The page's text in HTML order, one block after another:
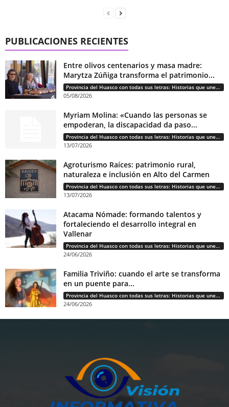
PUBLICACIONES RECIENTES
Entre olivos centenarios y masa madre:
Marytza Zúñiga transforma el patrimonio...
Provincia del Huasco con todas sus letras: Historias que unen cultura, diversidad e identidad
05/08/2026
Myriam Molina: «Cuando las personas se
empoderan, la discapacidad da paso...
Provincia del Huasco con todas sus letras: Historias que unen cultura, diversidad e identidad
13/07/2026
Agroturismo Raíces: patrimonio rural,
naturaleza e inclusión en Alto del Carmen
Provincia del Huasco con todas sus letras: Historias que unen cultura, diversidad e identidad
13/07/2026
Atacama Nómade: formando talentos y
fortaleciendo el desarrollo integral en
Vallenar
Provincia del Huasco con todas sus letras: Historias que unen cultura, diversidad e identidad
24/06/2026
Familia Triviño: cuando el arte se transforma
en un puente para...
Provincia del Huasco con todas sus letras: Historias que unen cultura, diversidad e identidad
24/06/2026